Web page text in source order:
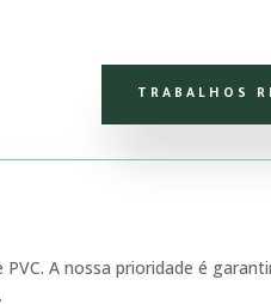
TRABALHOS
PVC. A nossa prioridade é